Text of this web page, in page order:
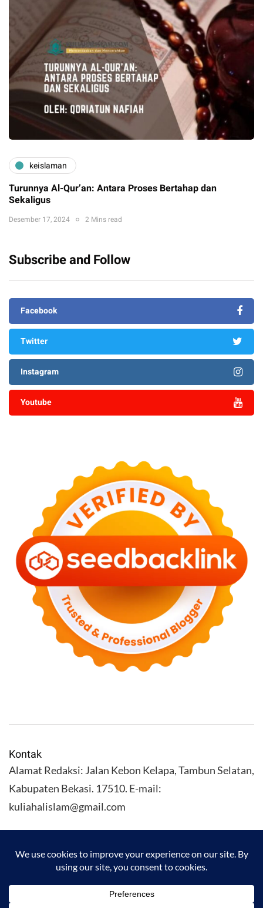
keislaman
Turunnya Al-Qur’an: Antara Proses Bertahap dan
Sekaligus
Desember 17, 2024 2 Mins read
Subscribe and Follow
Facebook
Twitter
Instagram
Youtube
Kontak
Alamat Redaksi: Jalan Kebon Kelapa, Tambun Selatan,
Kabupaten Bekasi. 17510. E-mail:
kuliahalislam@gmail.com
KULIAHALISLAM.COM Copyright (C) 2026